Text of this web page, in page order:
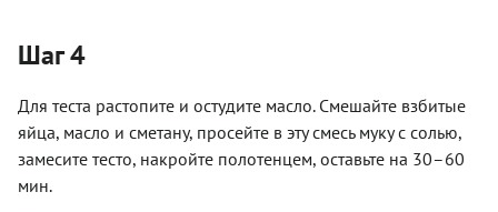
Шаг 4
Для теста растопите и остудите масло. Смешайте взбитые
яйца, масло и сметану, просейте в эту смесь муку с солью,
замесите тесто, накройте полотенцем, оставьте на 30–60
мин.